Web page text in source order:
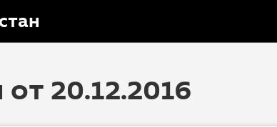
20.12.2016